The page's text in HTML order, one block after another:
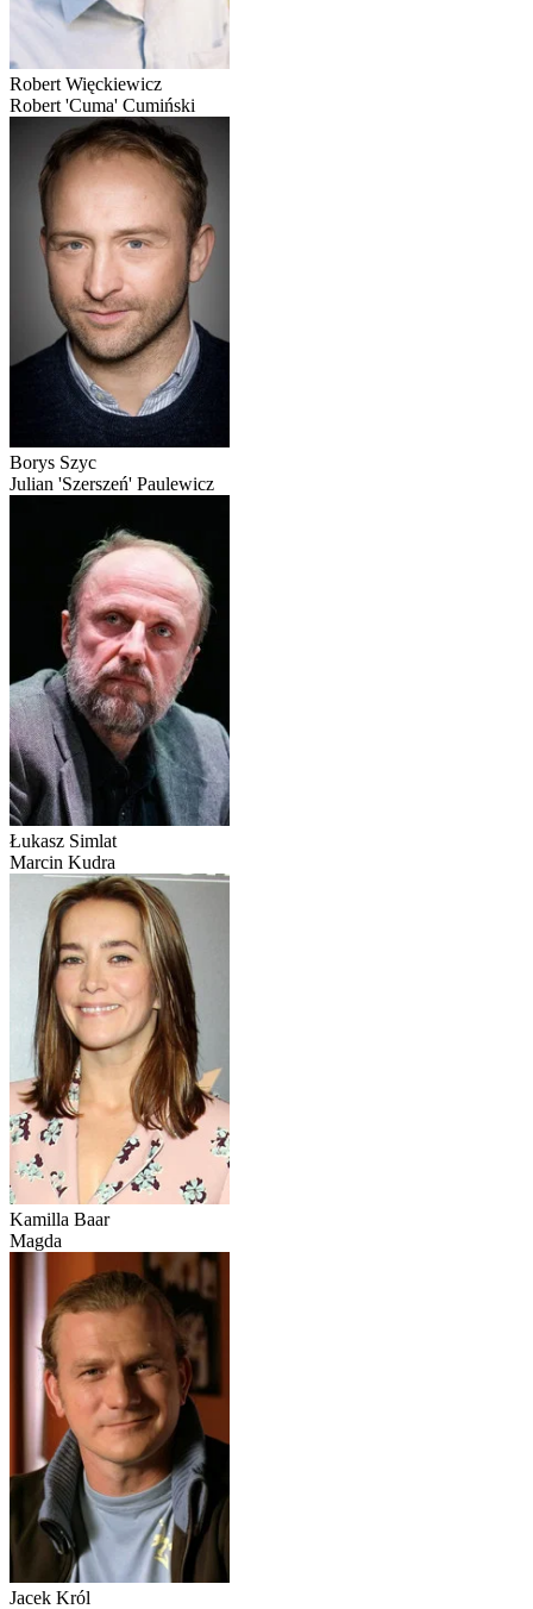
Robert Więckiewicz
Robert 'Cuma' Cumiński
Borys Szyc
Julian 'Szerszeń' Paulewicz
Łukasz Simlat
Marcin Kudra
Kamilla Baar
Magda
Jacek Król